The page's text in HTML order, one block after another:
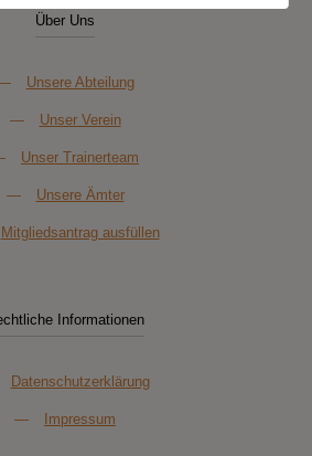
Über Uns
Unsere Abteilung
— Unser Verein
Unser Trainerteam
— Unsere Ämter
Mitgliedsantrag ausfüllen
Informationen
Datenschutzerklärung
— Impressum